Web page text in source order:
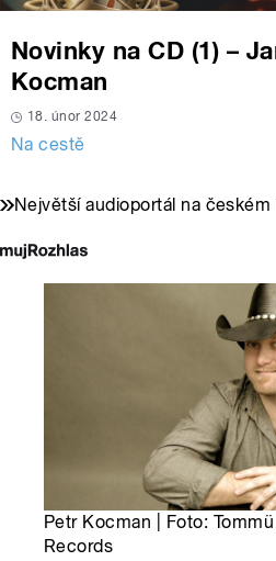
Novinky na CD (1) –
Kocman
18. únor 2024
Na cestě
Největší audioportál na
Petr Kocman | Foto: Tommü
Records